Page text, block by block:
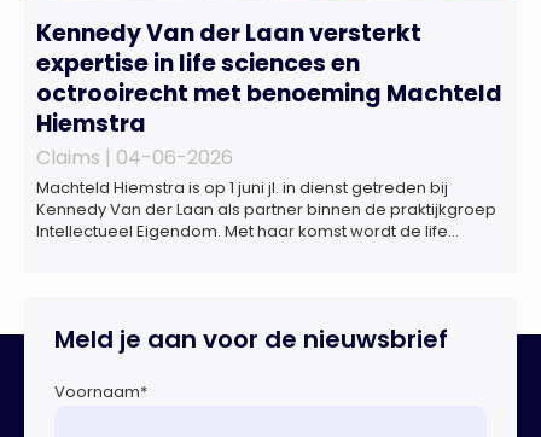
Kennedy Van der Laan versterkt
expertise in life sciences en
octrooirecht met benoeming Machteld
Hiemstra
Claims | 04-06-2026
Machteld Hiemstra is op 1 juni jl. in dienst getreden bij
Kennedy Van der Laan als partner binnen de praktijkgroep
Intellectueel Eigendom. Met haar komst wordt de life
Meld je aan voor de nieuwsbrief
Voornaam*